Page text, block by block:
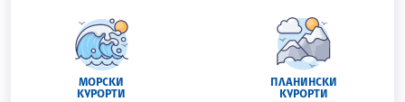
МОРСКИ
КУРОРТИ
ПЛАНИНСКИ
КУРОРТИ